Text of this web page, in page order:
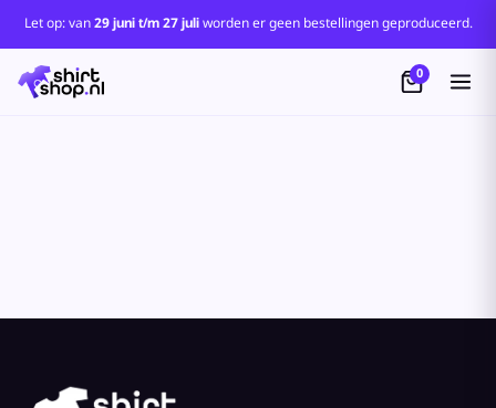
Let op: van29 juni t/m 27 juliworden er geen bestellingen geproduceerd.
0